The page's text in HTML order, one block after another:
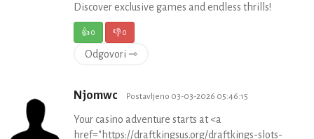
Discover exclusive games and endless thrills!
👍0 👎0
Odgovori ⇾
Njomwc Postavljeno 03-03-2026 05:46:15
Your casino adventure starts at <a
href="https://draftkingsus.org/draftkings-slots-